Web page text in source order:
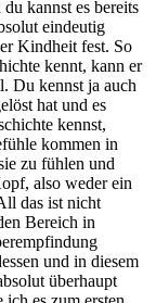
kannst es bereits
eindeutig
Kindheit fest. So
kennt, kann er
Du kennst ja auch
hat und es
kennst,
kommen in
zu fühlen und
also weder ein
das ist nicht
Bereich in
und in diesem
überhaupt